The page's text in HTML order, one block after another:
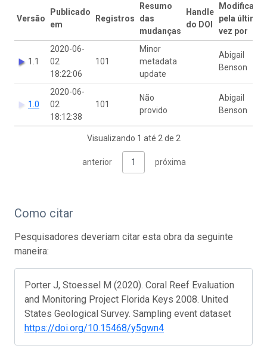
Versão
Publicado
em
Registros
Resumo
das
mudanças
Handle
do DOI
Modificado
pela última
vez por
1.1
2020-06-
02
18:22:06
101
Minor
metadata
update
Abigail
Benson
1.0
2020-06-
02
18:12:38
101
Não
provido
Abigail
Benson
Visualizando 1 até 2 de 2
anterior 1 próxima
Como citar
Pesquisadores deveriam citar esta obra da seguinte
maneira:
Porter J, Stoessel M (2020). Coral Reef Evaluation
and Monitoring Project Florida Keys 2008. United
States Geological Survey. Sampling event dataset
https://doi.org/10.15468/y5gwn4